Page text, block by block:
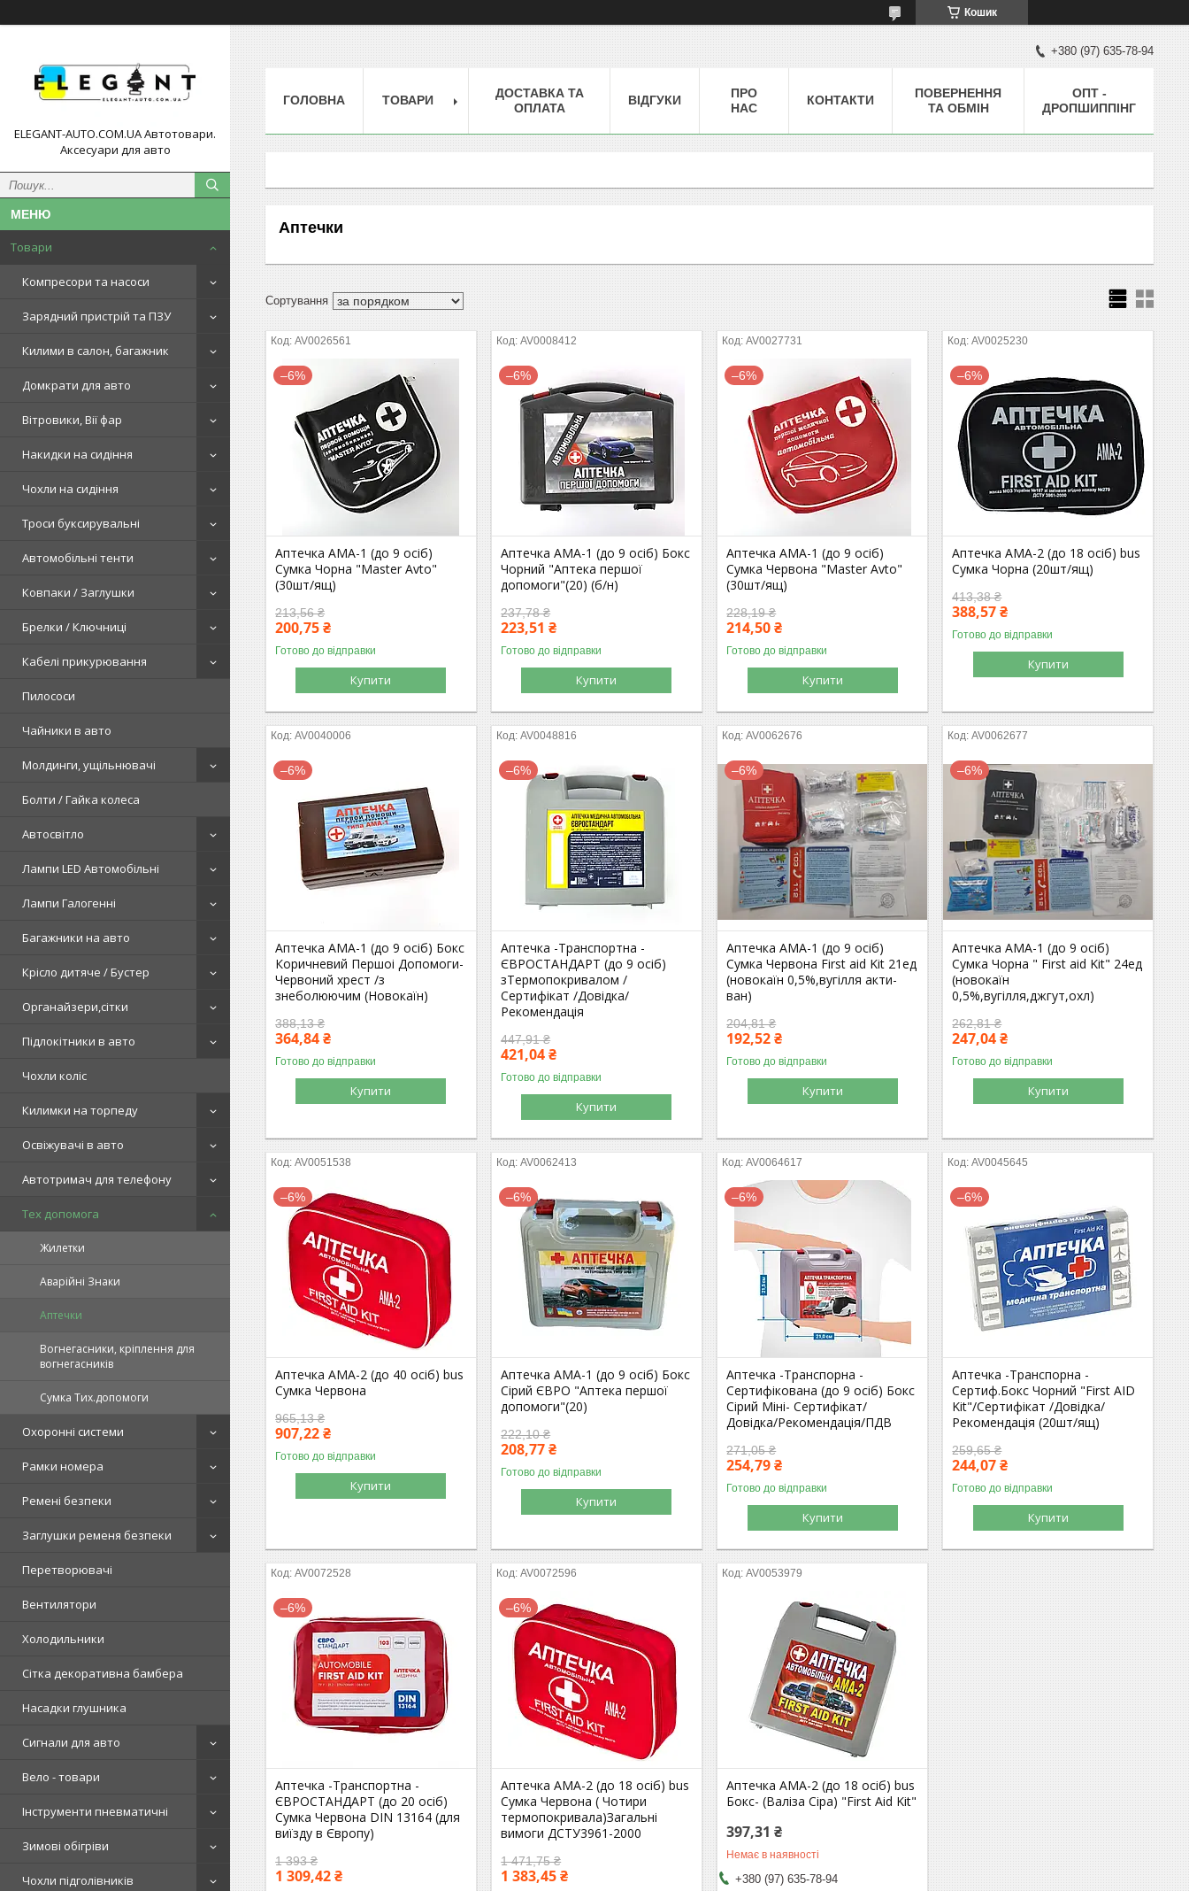
Кошик
ELEGANT-AUTO.COM.UA Автотовари.
Аксесуари для авто
Товари
Компресори та насоси
Зарядний пристрій та ПЗУ
Килими в салон, багажник
Домкрати для авто
Вітровики, Вії фар
Накидки на сидіння
Чохли на сидіння
Троси буксирувальні
Автомобільні тенти
Ковпаки / Заглушки
Брелки / Ключниці
Кабелі прикурювання
Пилососи
Чайники в авто
Молдинги, ущільнювачі
Болти / Гайка колеса
Автосвітло
Лампи LED Автомобільні
Лампи Галогенні
Багажники на авто
Крісло дитяче / Бустер
Органайзери,сітки
Підлокітники в авто
Чохли коліс
Килимки на торпеду
Освіжувачі в авто
Автотримач для телефону
Тех допомога
Жилетки
Аварійні Знаки
Аптечки
Вогнегасники, кріплення для
вогнегасників
Сумка Тих.допомоги
Охоронні системи
Рамки номера
Ремені безпеки
Заглушки ременя безпеки
Перетворювачі
Вентилятори
Холодильники
Сітка декоративна бамбера
Насадки глушника
Сигнали для авто
Вело - товари
Інструменти пневматичні
Зимові обігріви
Чохли підголівників
+380 (97) 635-78-94
ГОЛОВНА ТОВАРИ
ДОСТАВКА ТА
ОПЛАТА
ВІДГУКИ
ПРО
НАС
КОНТАКТИ
ПОВЕРНЕННЯ
ТА ОБМІН
ОПТ -
ДРОПШИППІНГ
Аптечки
AV0026561
–6%
Аптечка АМА-1 (до 9 осіб)
Сумка Чорна "Master Avto"
(30шт/ящ)
213,56 ₴
200,75 ₴
Готово до відправки
Купити
AV0008412
–6%
Аптечка АМА-1 (до 9 осіб) Бокс
Чорний "Аптека першої
допомоги"(20) (б/н)
237,78 ₴
223,51 ₴
Готово до відправки
Купити
AV0027731
–6%
Аптечка АМА-1 (до 9 осіб)
Сумка Червона "Master Avto"
(30шт/ящ)
228,19 ₴
214,50 ₴
Готово до відправки
Купити
AV0025230
–6%
Аптечка АМА-2 (до 18 осіб) bus
Сумка Чорна (20шт/ящ)
413,38 ₴
388,57 ₴
Готово до відправки
Купити
AV0040006
–6%
Аптечка АМА-1 (до 9 осіб) Бокс
Коричневий Першоі Допомоги-
Червоний хрест /з
знеболюючим (Новокаїн)
388,13 ₴
364,84 ₴
Готово до відправки
Купити
AV0048816
–6%
Аптечка -Транспортна -
ЄВРОСТАНДАРТ (до 9 осіб)
зТермопокривалом /
Сертифікат /Довідка/
Рекомендація
447,91 ₴
421,04 ₴
Готово до відправки
Купити
AV0062676
–6%
Аптечка АМА-1 (до 9 осіб)
Сумка Червона First aid Kit 21ед
(новокаїн 0,5%,вугілля акти-
ван)
204,81 ₴
192,52 ₴
Готово до відправки
Купити
AV0062677
–6%
Аптечка АМА-1 (до 9 осіб)
Сумка Чорна " First aid Kit" 24ед
(новокаїн
0,5%,вугілля,джгут,охл)
262,81 ₴
247,04 ₴
Готово до відправки
Купити
AV0051538
–6%
Аптечка АМА-2 (до 40 осіб) bus
Сумка Червона
965,13 ₴
907,22 ₴
Готово до відправки
Купити
AV0062413
–6%
Аптечка АМА-1 (до 9 осіб) Бокс
Сірий ЄВРО "Аптека першої
допомоги"(20)
222,10 ₴
208,77 ₴
Готово до відправки
Купити
AV0064617
–6%
Аптечка -Транспорна -
Сертифікована (до 9 осіб) Бокс
Сірий Міні- Сертифікат/
Довідка/Рекомендація/ПДВ
271,05 ₴
254,79 ₴
Готово до відправки
Купити
AV0045645
–6%
Аптечка -Транспорна -
Сертиф.Бокс Чорний "First AID
Kit"/Сертифікат /Довідка/
Рекомендація (20шт/ящ)
259,65 ₴
244,07 ₴
Готово до відправки
Купити
AV0072528
–6%
Аптечка -Транспортна -
ЄВРОСТАНДАРТ (до 20 осіб)
Сумка Червона DIN 13164 (для
виїзду в Європу)
1 393 ₴
1 309,42 ₴
AV0072596
–6%
Аптечка АМА-2 (до 18 осіб) bus
Сумка Червона ( Чотири
термопокривала)Загальні
вимоги ДСТУ3961-2000
1 471,75 ₴
1 383,45 ₴
AV0053979
Аптечка АМА-2 (до 18 осіб) bus
Бокс- (Валіза Сіра) "First Aid Kit"
397,31 ₴
Немає в наявності
+380 (97) 635-78-94